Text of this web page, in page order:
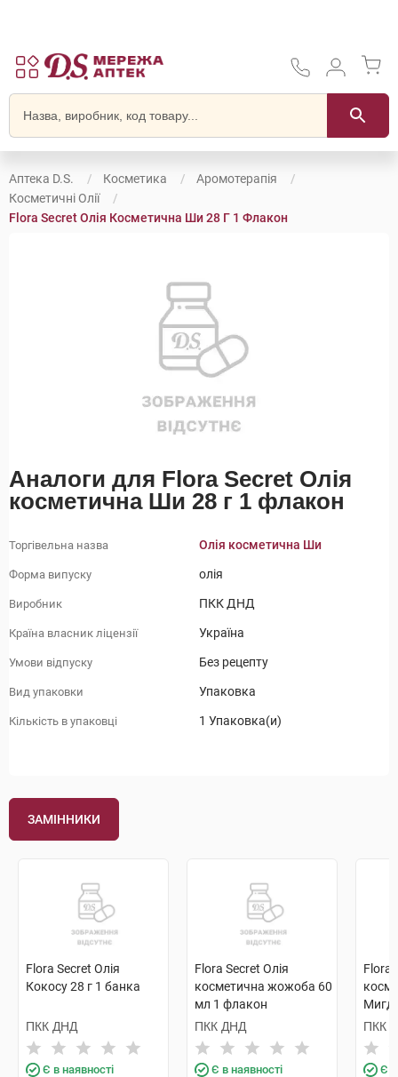
Аптека D.S. Косметика
Аромотерапія
Косметичні Олії
Flora Secret Олія Косметична Ши 28 Г 1 Флакон
Аналоги для Flora Secret Олія
косметична Ши 28 г 1 флакон
Торгівельна назва Олія косметична Ши
Форма випуску олія
Виробник ПКК ДНД
Країна власник ліцензії Україна
Умови відпуску Без рецепту
Вид упаковки Упаковка
Кількість в упаковці 1 Упаковка(и)
ЗАМІННИКИ
Flora Secret Олія
Кокосу 28 г 1 банка
ПКК ДНД
Є в наявності
Flora Secret Олія
косметична жожоба 60
мл 1 флакон
ПКК ДНД
Є в наявності
Flora
ПКК
Є в